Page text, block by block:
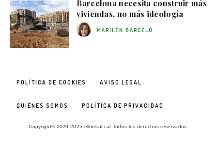
Barcelona necesita construir más
viviendas, no más ideología
MARILÉN BARCELÓ
POLÍTICA DE COOKIES AVISO LEGAL
QUIÉNES SOMOS POLÍTICA DE PRIVACIDAD
Copyright© 2020-2025 elliberal.cat Todos los derechos reservados.